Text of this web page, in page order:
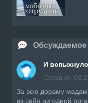
Обсуждаемое
И
Сегодня,
За всю дораму
из себя ни одной